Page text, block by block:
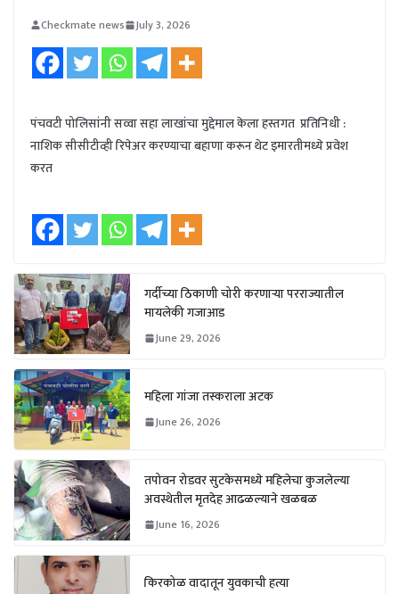
Checkmate news July 3, 2026
पंचवटी पोलिसांनी सव्वा सहा लाखांचा मुद्देमाल केला हस्तगत प्रतिनिधी :
नाशिक सीसीटीव्ही रिपेअर करण्याचा बहाणा करून थेट इमारतीमध्ये प्रवेश
करत
गर्दीच्या ठिकाणी चोरी करणाऱ्या परराज्यातील
मायलेकी गजाआड
June 29, 2026
महिला गांजा तस्कराला अटक
June 26, 2026
तपोवन रोडवर सुटकेसमध्ये महिलेचा कुजलेल्या
अवस्थेतील मृतदेह आढळल्याने खळबळ
June 16, 2026
किरकोळ वादातून युवकाची हत्या